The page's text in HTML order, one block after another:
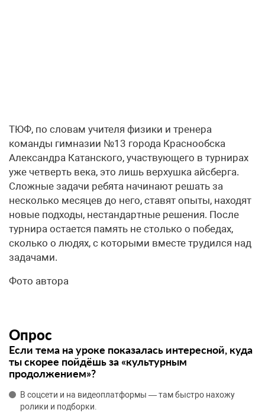
ТЮФ, по словам учителя физики и тренера
команды гимназии №13 города Краснообска
Александра Катанского, участвующего в турнирах
уже четверть века, это лишь верхушка айсберга.
Сложные задачи ребята начинают решать за
несколько месяцев до него, ставят опыты, находят
новые подходы, нестандартные решения. После
турнира остается память не столько о победах,
сколько о людях, с которыми вместе трудился над
задачами.
Фото автора
Опрос
Если тема на уроке показалась интересной, куда
ты скорее пойдёшь за «культурным
продолжением»?
В соцсети и на видеоплатформы — там быстро нахожу
ролики и подборки.